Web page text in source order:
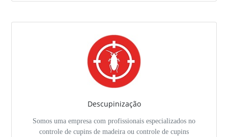
Descupinização
Somos uma empresa com profissionais especializados no
controle de cupins de madeira ou controle de cupins